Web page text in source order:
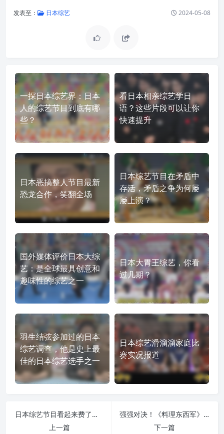
发表至： 日本综艺 2024-05-08
一探日本综艺界：日本
人的综艺节目到底有哪
些？
看日本相亲综艺学日
语？这些片段可以让你
快速提升
日本恶搞整人节目最新
恐龙合作，笑翻全场
日本综艺节目在矛盾中
存活，矛盾之争为何屡
屡上演？
国外媒体评价日本大综
艺：是全球最具创意和
趣味性的综艺之一
日本大胃王综艺，你看
过几期？
羽生结弦参加过的日本
综艺调查，他是史上最
佳的日本综艺选手之一
日本综艺滑溜溜家庭比
赛实况报道
日本综艺节目看起来费了工夫？一次性搞懂日本综艺节目在哪里找到的秘笈
上一篇
强强对决！《料理东西军》全集视频在线看，选手纷纷出击
下一篇